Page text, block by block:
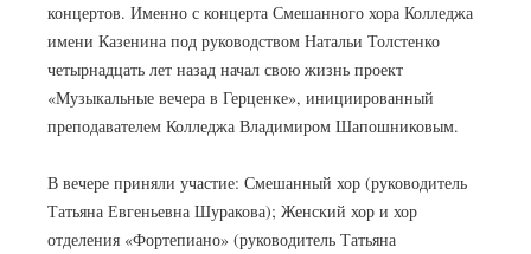
концертов. Именно с концерта Смешанного хора Колледжа
имени Казенина под руководством Натальи Толстенко
четырнадцать лет назад начал свою жизнь проект
«Музыкальные вечера в Герценке», инициированный
преподавателем Колледжа Владимиром Шапошниковым.
В вечере приняли участие: Смешанный хор (руководитель
Татьяна Евгеньевна Шуракова); Женский хор и хор
отделения «Фортепиано» (руководитель Татьяна